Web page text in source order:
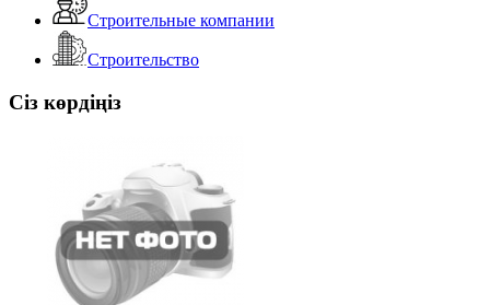
Строительные компании
Строительство
Сіз көрдіңіз